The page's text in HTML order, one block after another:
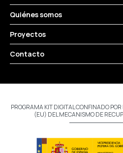
Quiénes somos
Proyectos
Contacto
PROGRAMA KIT DIGITAL CONFINADO
(EU) DEL MECANISMO DE